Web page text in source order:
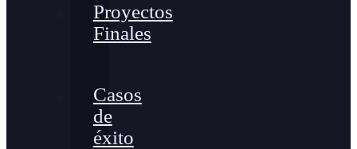
Proyectos
Finales
Casos
de
éxito